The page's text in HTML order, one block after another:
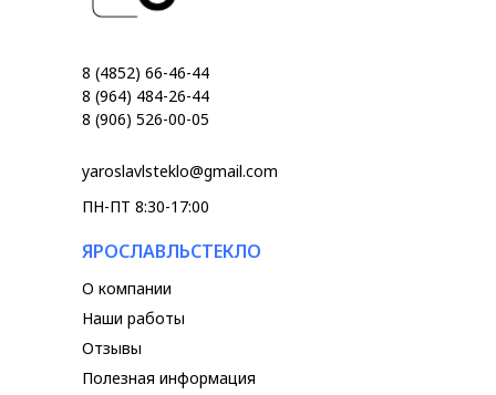
О компании
Наши работы
Отзывы
Полезная информация
ПН-ПТ 8:30-17:00
ЯРОСЛАВЛЬСТЕКЛО
8 (4852) 66-46-44
8 (964) 484-26-44
8 (906) 526-00-05
yaroslavlsteklo@gmail.com